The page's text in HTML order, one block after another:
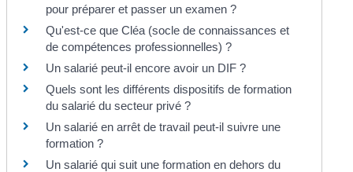
pour préparer et passer un examen ?
Qu'est-ce que Cléa (socle de connaissances et
de compétences professionnelles) ?
Un salarié peut-il encore avoir un DIF ?
Quels sont les différents dispositifs de formation
du salarié du secteur privé ?
Un salarié en arrêt de travail peut-il suivre une
formation ?
Un salarié qui suit une formation en dehors du